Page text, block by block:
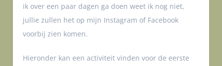
ik over een paar dagen ga doen weet ik nog niet,
jullie zullen het op mijn Instagram of Facebook
voorbij zien komen.
Hieronder kan een activiteit vinden voor de eerste